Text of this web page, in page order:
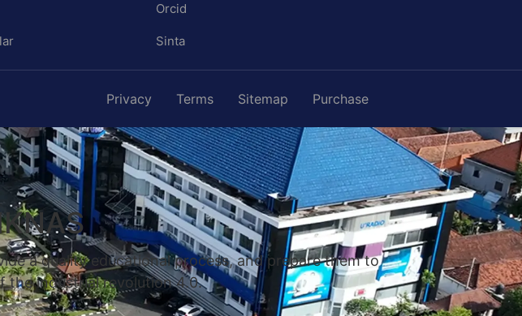
Orcid
Sinta
Privacy Terms Sitemap Purchase
a quality educational process, and prepare them to
the industrial revolution 4.0.